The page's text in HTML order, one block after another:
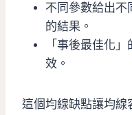
不同參數給出不
的結果。
「事後最佳化
效。
這個均線缺點讓均線